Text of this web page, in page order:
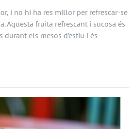
i no hi ha res millor per refrescar-se
Aquesta fruita refrescant i sucosa és
els mesos d’estiu i és